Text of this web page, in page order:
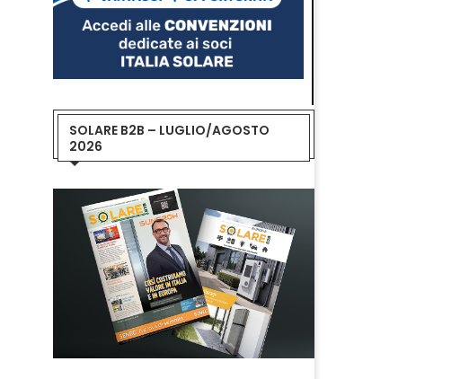
SOLARE B2B – LUGLIO/AGOSTO
2026